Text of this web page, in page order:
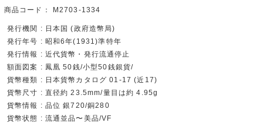
商品コード： M2703-1334
発行機関 : 日本国 (政府造幣局)
発行年号 : 昭和6年(1931)準特年
発行情報 : 近代貨幣・発行流通停止
額面図案 : 鳳凰 50銭/小型50銭銀貨/
貨幣種類 : 日本貨幣カタログ 01-17 (近17)
貨幣尺寸 : 直径約 23.5mm/量目は約 4.95g
貨幣情報 : 品位 銀720/銅280
貨幣状態 : 流通並品〜美品/VF